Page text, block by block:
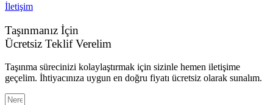
İletişim
Taşınmanız İçin
Ücretsiz Teklif Verelim
Taşınma sürecinizi kolaylaştırmak için sizinle hemen iletişime
geçelim. İhtiyacınıza uygun en doğru fiyatı ücretsiz olarak sunalım.